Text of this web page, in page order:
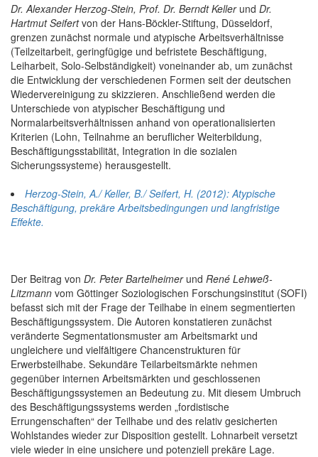
Dr. Alexander Herzog-Stein, Prof. Dr. Berndt Kellerund Dr.
Hartmut Seifertvon der Hans-Böckler-Stiftung, Düsseldorf,
grenzen zunächst normale und atypische Arbeitsverhältnisse
(Teilzeitarbeit, geringfügige und befristete Beschäftigung,
Leiharbeit, Solo-Selbständigkeit) voneinander ab, um zunächst
die Entwicklung der verschiedenen Formen seit der deutschen
Wiedervereinigung zu skizzieren. Anschließend werden die
Unterschiede von atypischer Beschäftigung und
Normalarbeitsverhältnissen anhand von operationalisierten
Kriterien (Lohn, Teilnahme an beruflicher Weiterbildung,
Beschäftigungsstabilität, Integration in die sozialen
Sicherungssysteme) herausgestellt.
Herzog-Stein, A./ Keller, B./ Seifert, H. (2012): Atypische
Beschäftigung, prekäre Arbeitsbedingungen und langfristige
Effekte.
Der Beitrag von Dr. Peter Bartelheimerund René Lehweß-
Litzmann vom Göttinger Soziologischen Forschungsinstitut (SOFI)
befasst sich mit der Frage der Teilhabe in einem segmentierten
Beschäftigungssystem. Die Autoren konstatieren zunächst
veränderte Segmentationsmuster am Arbeitsmarkt und
ungleichere und vielfältigere Chancenstrukturen für
Erwerbsteilhabe. Sekundäre Teilarbeitsmärkte nehmen
gegenüber internen Arbeitsmärkten und geschlossenen
Beschäftigungssystemen an Bedeutung zu. Mit diesem Umbruch
des Beschäftigungssystems werden „fordistische
Errungenschaften“ der Teilhabe und des relativ gesicherten
Wohlstandes wieder zur Disposition gestellt. Lohnarbeit versetzt
viele wieder in eine unsichere und potenziell prekäre Lage.